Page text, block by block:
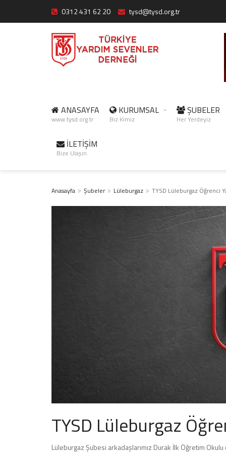
0312 431 62 20 tysd@tysd.org.tr
ANASAYFA
www.tysd.org.tr
KURUMSAL
Biz Kimiz
ŞUBELER
Her Yerdeyiz
İLETİŞİM
Bize Ulaşın
Anasayfa Şubeler Lüleburgaz TYSD Lüleburgaz Öğrenci
TYSD Lüleburgaz
Lüleburgaz Şubesi arkadaşlarımız Durak İlk Öğretim